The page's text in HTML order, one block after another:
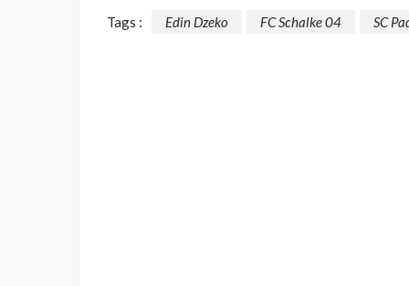
Tags : Edin Dzeko FC Schalke 04 SC